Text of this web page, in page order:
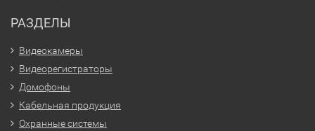
РАЗДЕЛЫ
Видеокамеры
Видеорегистраторы
Домофоны
Кабельная продукция
Охранные системы